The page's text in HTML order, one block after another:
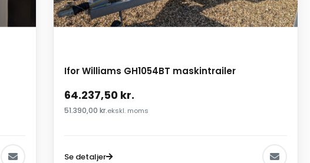
Ifor Williams GH1054BT maskintrailer
64.237,50 kr.
51.390,00 kr.ekskl. moms
Se detaljer